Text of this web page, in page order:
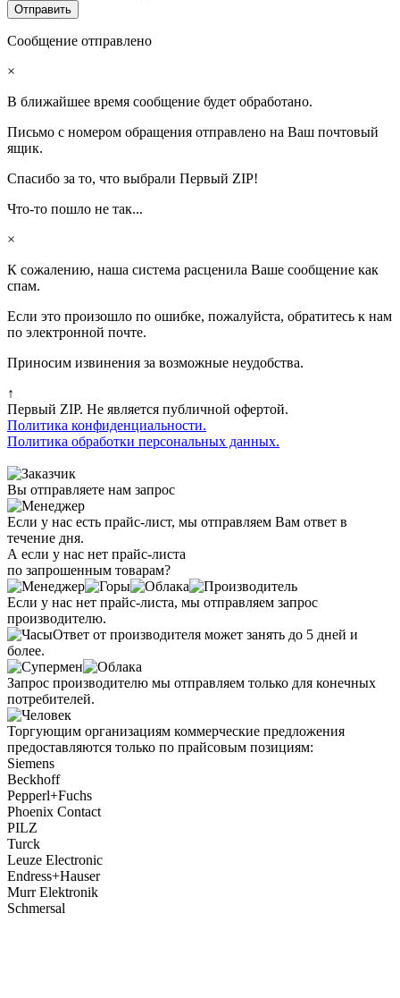
Сообщение отправлено
×
В ближайшее время сообщение будет обработано.
Письмо с номером обращения отправлено на Ваш почтовый
ящик.
Спасибо за то, что выбрали Первый ZIP!
Что-то пошло не так...
×
К сожалению, наша система расценила Ваше сообщение как
спам.
Если это произошло по ошибке, пожалуйста, обратитесь к нам
по электронной почте.
Приносим извинения за возможные неудобства.
↑
Первый ZIP. Не является публичной офертой.
Политика конфиденциальности.
Политика обработки персональных данных.
Вы отправляете нам запрос
Если у нас есть прайс-лист, мы отправляем Вам ответ в
течение дня.
А если у нас нет прайс-листа
по запрошенным товарам?
Если у нас нет прайс-листа, мы отправляем запрос
производителю.
Ответ от производителя может занять до 5 дней и
более.
Запрос производителю мы отправляем только для конечных
потребителей.
Торгующим организациям коммерческие предложения
предоставляются только по прайсовым позициям:
Siemens
Beckhoff
Pepperl+Fuchs
Phoenix Contact
PILZ
Turck
Leuze Electronic
Endress+Hauser
Murr Elektronik
Schmersal